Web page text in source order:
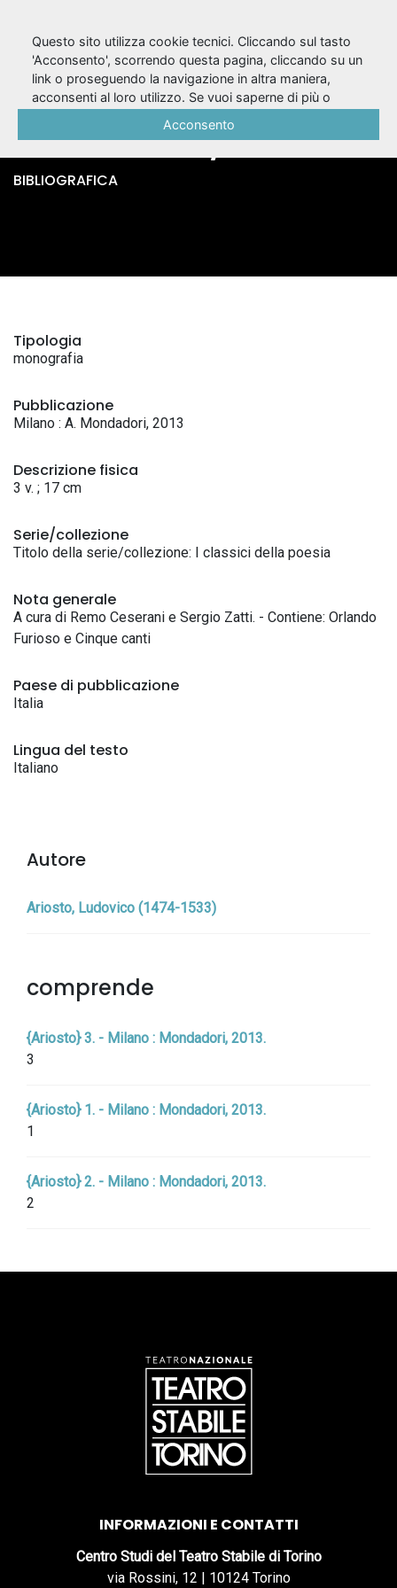
Ariosto. - Milano : A.
Mondadori, 2013.
BIBLIOGRAFICA
Tipologia
monografia
Pubblicazione
Milano : A. Mondadori, 2013
Descrizione fisica
3 v. ; 17 cm
Serie/collezione
Titolo della serie/collezione: I classici della poesia
Nota generale
A cura di Remo Ceserani e Sergio Zatti. - Contiene: Orlando
Furioso e Cinque canti
Paese di pubblicazione
Italia
Lingua del testo
Italiano
Autore
Ariosto, Ludovico (1474-1533)
comprende
{Ariosto} 3. - Milano : Mondadori, 2013.
3
{Ariosto} 1. - Milano : Mondadori, 2013.
1
{Ariosto} 2. - Milano : Mondadori, 2013.
2
INFORMAZIONI E CONTATTI
Centro Studi del Teatro Stabile di Torino
via Rossini, 12 | 10124 Torino
Questo sito utilizza cookie tecnici. Cliccando sul tasto
'Acconsento', scorrendo questa pagina, cliccando su un
link o proseguendo la navigazione in altra maniera,
acconsenti al loro utilizzo. Se vuoi saperne di più o
Acconsento